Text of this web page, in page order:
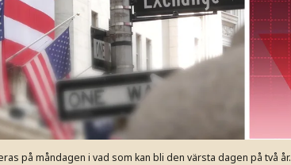
på måndagen i vad som kan bli den värsta dagen på två år.